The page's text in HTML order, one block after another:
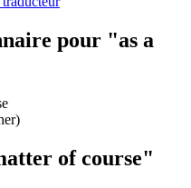
pour "as a
of course"